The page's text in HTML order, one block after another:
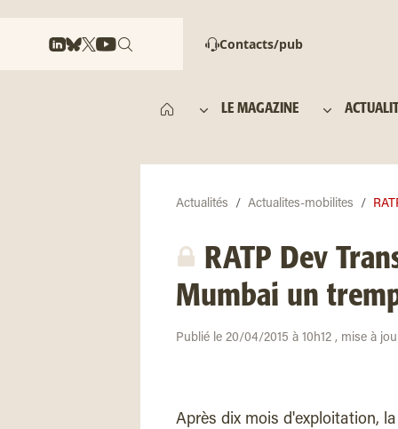
Contacts/pub
LE MAGAZINE
Actualités Actualites-mobilites
RATP Dev
Mumbai un
Publié le 20/04/2015 à 10h12 , mise à
Après dix mois d'exploitation,